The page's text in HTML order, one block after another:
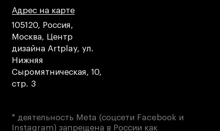
Адрес на карте
Адрес на карте
Адрес на карте
105120, Россия,
Москва, Центр
дизайна Artplay, ул.
Нижняя
Сыромятническая, 10,
стр. 3
* деятельность Meta (соцсети Facebook и
Instagram) запрещена в России как